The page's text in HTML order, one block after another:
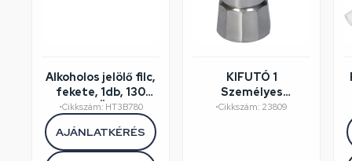
Alkoholos jelölő filc,
fekete, 1db, 130
mm, HÖGERT
•Cikkszám: HT3B780
AJÁNLATKÉRÉS
KIFUTÓ 1
Személyes
kávéfőző
•Cikkszám: 23809